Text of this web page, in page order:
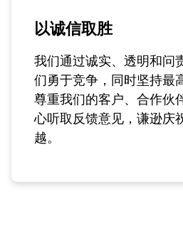
以诚信取胜
我们通过诚实、透明和问
们勇于竞争，同时坚持最
尊重我们的客户、合作伙
心听取反馈意见，谦逊庆
越。